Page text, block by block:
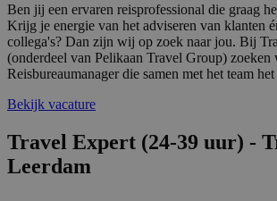
Ben jij een ervaren reisprofessional die graag
Krijg je energie van het adviseren van klanten
collega's? Dan zijn wij op zoek naar jou. Bij
(onderdeel van Pelikaan Travel Group) zoeken
Reisbureaumanager die samen met het team
Bekijk vacature
Travel Expert (24-39 uur) -
Leerdam